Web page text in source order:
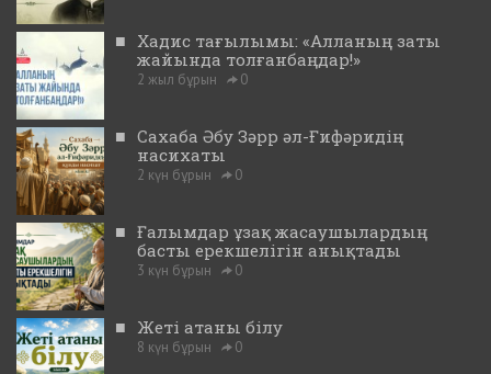
■ Хадис тағылымы: «Алланың заты
жайында толғанбаңдар!»
2 жыл бұрын 0
■ Сахаба Әбу Зәрр әл-Ғифәридің
насихаты
2 күн бұрын 0
■ Ғалымдар ұзақ жасаушылардың
басты ерекшелігін анықтады
3 күн бұрын 0
■ Жеті атаны білу
8 күн бұрын 0